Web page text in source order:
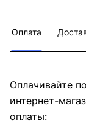
Оплата
Оплачивайте
интернет-
оплаты: